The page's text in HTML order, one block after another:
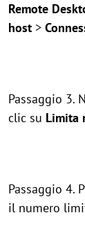
Remote
host >
Passaggio 3.
clic su Limita
Passaggio 4.
il numero